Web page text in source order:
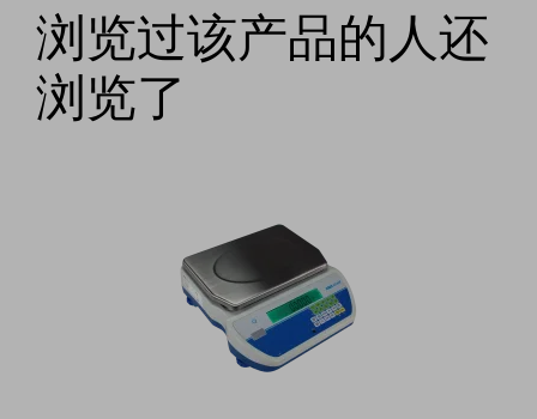
浏览过该产品的人还
浏览了